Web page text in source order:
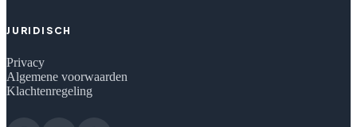
JURIDISCH
Privacy
Algemene voorwaarden
Klachtenregeling